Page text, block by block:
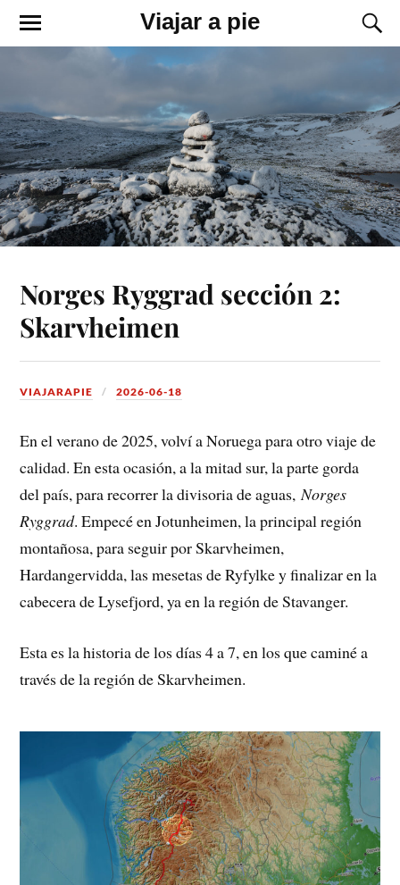
Viajar a pie
Norges Ryggrad sección 2:
Skarvheimen
VIAJARAPIE 2026-06-18
En el verano de 2025, volví a Noruega para otro viaje de
calidad. En esta ocasión, a la mitad sur, la parte gorda
del país, para recorrer la divisoria de aguas,Norges
Ryggrad. Empecé en Jotunheimen, la principal región
montañosa, para seguir por Skarvheimen,
Hardangervidda, las mesetas de Ryfylke y finalizar en la
cabecera de Lysefjord, ya en la región de Stavanger.
Esta es la historia de los días 4 a 7, en los que caminé a
través de la región de Skarvheimen.